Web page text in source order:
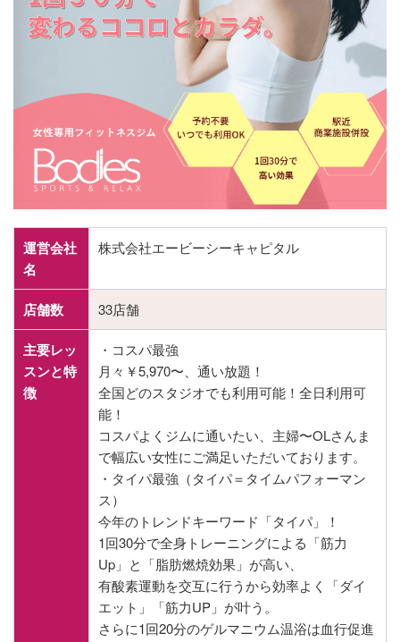
運営会社
名
株式会社エービーシーキャピタル
店舗数 33店舗
主要レッ
スンと特
徴
・コスパ最強
月々￥5,970〜、通い放題！
全国どのスタジオでも利用可能！全日利用可
能！
コスパよくジムに通いたい、主婦〜OLさんま
で幅広い女性にご満足いただいております。
・タイパ最強（タイパ＝タイムパフォーマン
ス）
今年のトレンドキーワード「タイパ」！
1回30分で全身トレーニングによる「筋力
Up」と「脂肪燃焼効果」が高い、
有酸素運動を交互に行うから効率よく「ダイ
エット」「筋力UP」が叶う。
さらに1回20分のゲルマニウム温浴は血行促進